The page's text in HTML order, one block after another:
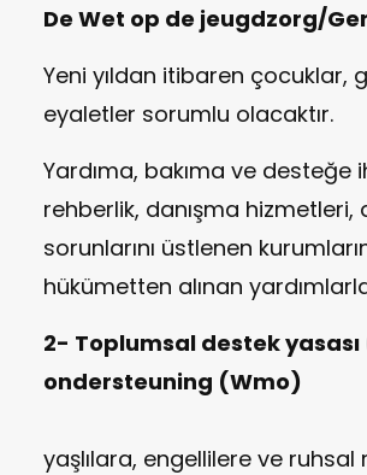
De Wet op de jeugdzorg/
Yeni yıldan itibaren çocuklar,
eyaletler sorumlu olacaktır.
Yardıma, bakıma ve desteğe
rehberlik, danışma
sorunlarını üstlenen
hükümetten alınan
2- Toplumsal destek
ondersteuning (Wmo)
yaşlılara, engellilere ve